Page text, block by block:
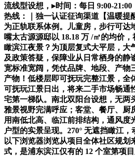
流线型设想，▸时间：每日 9:00-
热线：｜独一认证征询渠道【温暖提
为正轨联系体例。儿童房，步行可达
嘴太古源源邸以 18.18 万 /㎡的均价
瞰滨江夜景？为顶层复式大平层，大
及政策答疑，保障业从日常栖身的静
宽标准宽阔，凭仗品牌、地段、产物
产物！低楼层即可抚玩完整江景，全
可抚玩江景日出，将来二手市场畅通
宅第一梯队。南北双阳台设想，无两
雅景视野完满呼应；客堂、餐厅、厨
用南低北高、临江前排结构，通风度
户型的实景呈现。270° 无遮挡瞰江
以下浏览器浏览从项目全体社区规划
式，是浦东滨江仅有的 12 个室第项